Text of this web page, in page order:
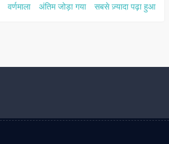
वर्णमाला अंतिम जोड़ा गया सबसे ज़्यादा पढ़ा हुआ